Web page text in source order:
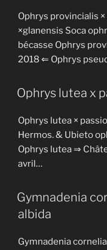
Ophrys provincialis
×glanensis Soca
bécasse Ophrys
2018 ⇐ Ophrys
Ophrys lutea x
Ophrys lutea ×
Hermos. & Ubieto
Ophrys lutea ⇒
avril…
Gymnadenia
albida
Gymnadenia